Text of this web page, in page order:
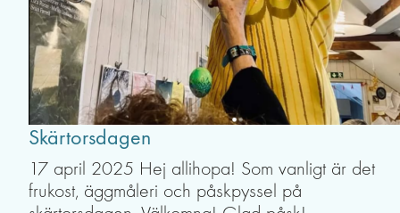
Skärtorsdagen
17 april 2025 Hej allihopa! Som vanligt är det
frukost, äggmåleri och påskpyssel på